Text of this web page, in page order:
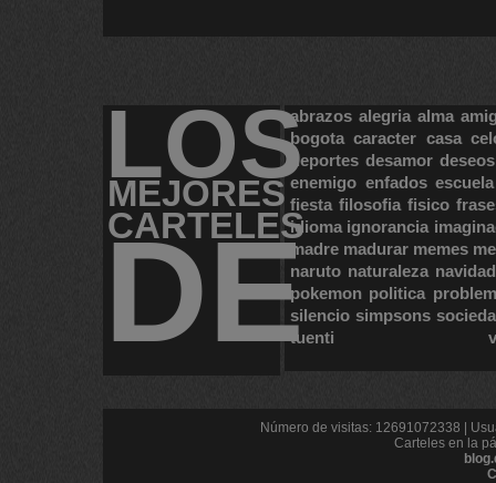
LOS
MEJORES
CARTELES
DE
abrazos alegria alma
bogota caracter casa
deportes desamor deseos
enemigo enfados escuela
fiesta filosofia fisico
idioma ignorancia
madre madurar memes
naruto naturaleza navidad
pokemon politica
silencio simpsons
tuenti
Número de visitas: 12691072338 |
Carteles en la